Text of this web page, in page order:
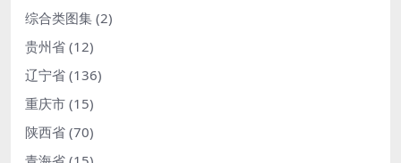
综合类图集 (2)
贵州省 (12)
辽宁省 (136)
重庆市 (15)
陕西省 (70)